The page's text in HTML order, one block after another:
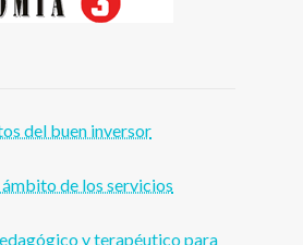
del buen inversor
de los servicios
y terapéutico para